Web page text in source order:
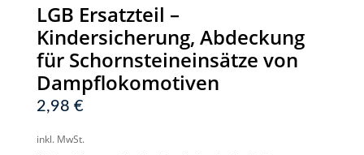
LGB Ersatzteil –
Kindersicherung, Abdeckung
für Schornsteineinsätze von
Dampflokomotiven
2,98 €
inkl. MwSt.